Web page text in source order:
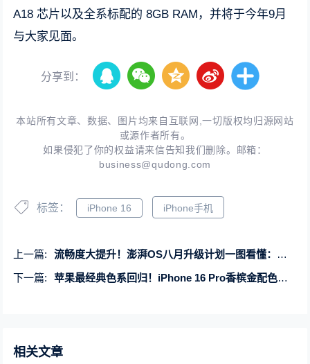
A18 芯片以及全系标配的 8GB RAM，并将于今年9月
与大家见面。
分享到：
本站所有文章、数据、图片均来自互联网,一切版权均归源网站
或源作者所有。
如果侵犯了你的权益请来信告知我们删除。邮箱：
business@qudong.com
标签： iPhone 16 iPhone手机
上一篇:
流畅度大提升！澎湃OS八月升级计划一图看懂：小米14/K70系列首批推送
下一篇:
苹果最经典色系回归！iPhone 16 Pro香槟金配色曝光
相关文章